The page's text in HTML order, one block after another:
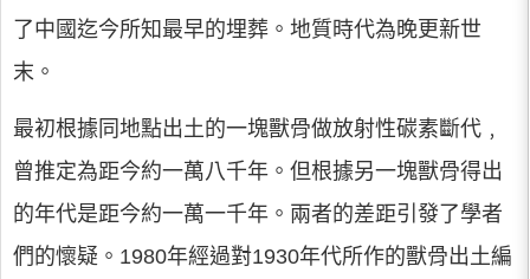
了中國迄今所知最早的埋葬。地質時代為晚更新世
末。
最初根據同地點出土的一塊獸骨做放射性碳素斷代﹐
曾推定為距今約一萬八千年。但根據另一塊獸骨得出
的年代是距今約一萬一千年。兩者的差距引發了學者
們的懷疑。1980年經過對1930年代所作的獸骨出土編